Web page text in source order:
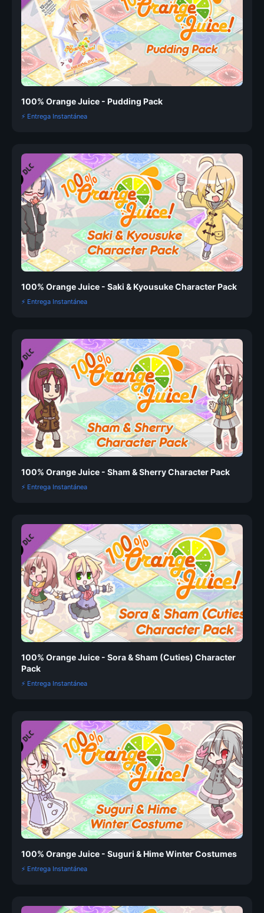
100% Orange Juice - Pudding Pack
⚡ Entrega Instantánea
100% Orange Juice - Saki & Kyousuke Character Pack
⚡ Entrega Instantánea
100% Orange Juice - Sham & Sherry Character Pack
⚡ Entrega Instantánea
100% Orange Juice - Sora & Sham (Cuties) Character
Pack
⚡ Entrega Instantánea
100% Orange Juice - Suguri & Hime Winter Costumes
⚡ Entrega Instantánea